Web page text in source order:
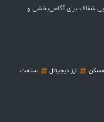
شفاف برای آگاهی‌بخشی و
مسکن ارز دیجیتال
سلامت